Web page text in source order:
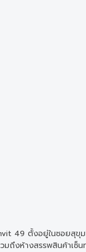
49 ตั้งอยู่ในซอยสุขุ
มถึงห้างสรรพสินค้าเซ็